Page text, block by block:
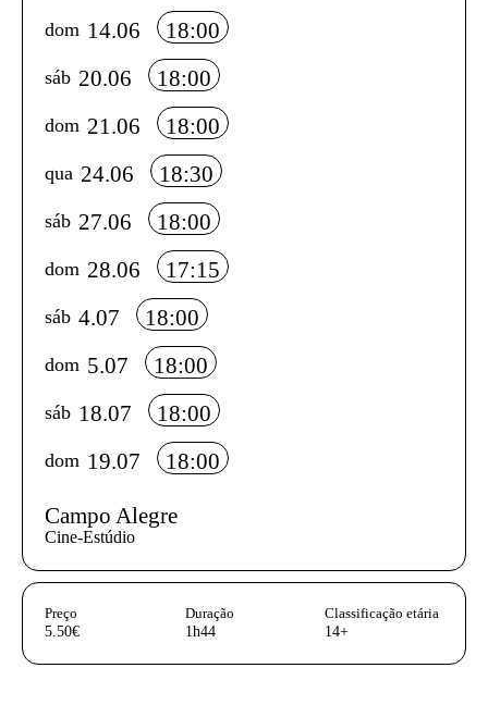
dom 14.06 18:00
sáb 20.06 18:00
dom 21.06 18:00
qua 24.06 18:30
sáb 27.06 18:00
dom 28.06 17:15
sáb 4.07 18:00
dom 5.07 18:00
sáb 18.07 18:00
dom 19.07 18:00
Campo Alegre
Cine-Estúdio
InformaÃ§Ã£o adicional
Preço
5.50€
Duração
1h44
Classificação etária
14+